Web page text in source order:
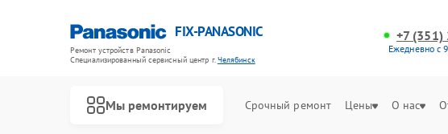
FIX-PANASONIC
Ремонт устройств Panasonic
Специализированный cервисный центр г.Челябинск
+7
Ежедневно с
Мы ремонтируем Срочный ремонт Цены О нас